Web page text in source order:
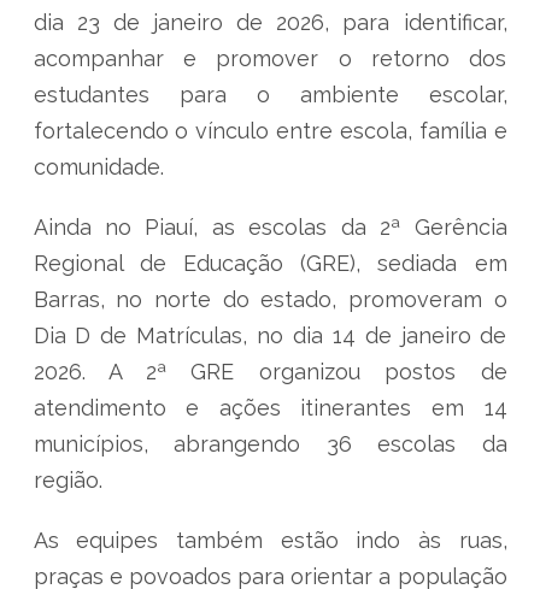
dia 23 de janeiro de 2026, para identificar,
acompanhar e promover o retorno dos
estudantes para o ambiente escolar,
fortalecendo o vínculo entre escola, família e
comunidade.
Ainda no Piauí, as escolas da 2ª Gerência
Regional de Educação (GRE), sediada em
Barras, no norte do estado, promoveram o
Dia D de Matrículas, no dia 14 de janeiro de
2026. A 2ª GRE organizou postos de
atendimento e ações itinerantes em 14
municípios, abrangendo 36 escolas da
região.
As equipes também estão indo às ruas,
praças e povoados para orientar a população